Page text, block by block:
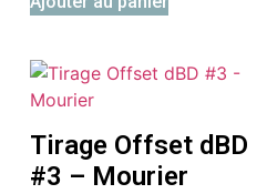
Tirage Offset dBD
#3 – Mourier